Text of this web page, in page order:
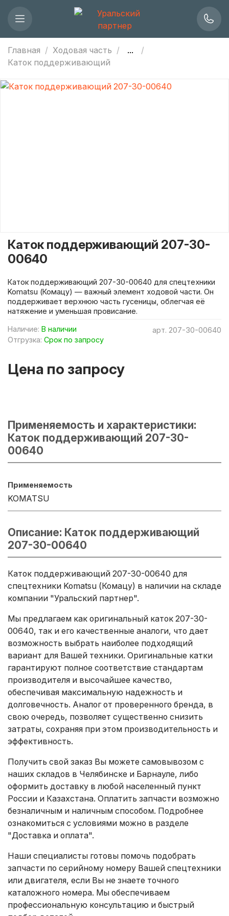
Главная Ходовая часть
...
Каток поддерживающий
арт. 207-30-00640
Наличие: В наличии
Отгрузка: Срок по запросу
Каток поддерживающий 207-30-
00640
Цена по запросу
Каток поддерживающий 207-30-00640 для спецтехники
Komatsu (Комацу) — важный элемент ходовой части. Он
поддерживает верхнюю часть гусеницы, облегчая её
натяжение и уменьшая провисание.
Применяемость и характеристики:
Каток поддерживающий 207-30-
00640
Применяемость
KOMATSU
Описание: Каток поддерживающий
207-30-00640
Каток поддерживающий 207-30-00640 для
спецтехники Komatsu (Комацу) в наличии на складе
компании "Уральский партнер".
Мы предлагаем как оригинальный каток 207-30-
00640, так и его качественные аналоги, что дает
возможность выбрать наиболее подходящий
вариант для Вашей техники. Оригинальные катки
гарантируют полное соответствие стандартам
производителя и высочайшее качество,
обеспечивая максимальную надежность и
долговечность. Аналог от проверенного бренда, в
свою очередь, позволяет существенно снизить
затраты, сохраняя при этом производительность и
эффективность.
Получить свой заказ Вы можете самовывозом с
наших складов в Челябинске и Барнауле, либо
оформить доставку в любой населенный пункт
России и Казахстана. Оплатить запчасти возможно
безналичным и наличным способом. Подробнее
ознакомиться с условиями можно в разделе
"Доставка и оплата".
Наши специалисты готовы помочь подобрать
запчасти по серийному номеру Вашей спецтехники
или двигателя, если Вы не знаете точного
каталожного номера. Мы обеспечиваем
профессиональную консультацию и быстрый